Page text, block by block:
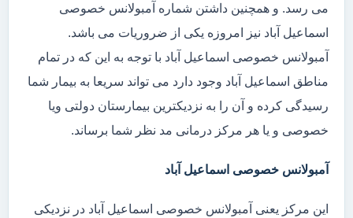
می رسد. و همچنین داشتن شماره آمبولانس خصوصی
اسماعیل آباد نیز امروزه یکی از ضروریات می باشد.
آمبولانس خصوصی اسماعیل آباد با توجه به این که در تمام
مناطق اسماعیل آباد وجود دارد می تواند سریعا به بیمار شما
رسیدگی کرده و آن را به نزدیکترین بیمارستان دولتی ویا
خصوصی و یا هر مرکز درمانی مد نظر شما برساند.
آمبولانس خصوصی اسماعیل آباد
این مرکز یعنی آمبولانس خصوصی اسماعیل آباد در نزدیکی